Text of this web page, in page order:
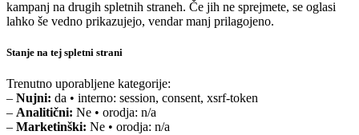
kampanj na drugih spletnih straneh. Če jih ne sprejmete, se oglasi
lahko še vedno prikazujejo, vendar manj prilagojeno.
Stanje na tej spletni strani
Trenutno uporabljene kategorije:
– Nujni: da • interno: session, consent, xsrf-token
– Analitični: Ne • orodja: n/a
– Marketinški: Ne • orodja: n/a